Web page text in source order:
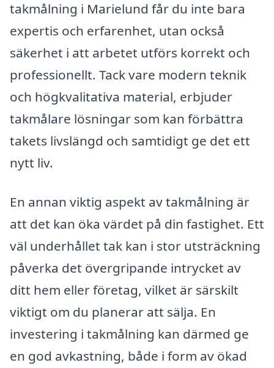
takmålning i Marielund får du inte bara
expertis och erfarenhet, utan också
säkerhet i att arbetet utförs korrekt och
professionellt. Tack vare modern teknik
och högkvalitativa material, erbjuder
takmålare lösningar som kan förbättra
takets livslängd och samtidigt ge det ett
nytt liv.
En annan viktig aspekt av takmålning är
att det kan öka värdet på din fastighet. Ett
väl underhållet tak kan i stor utsträckning
påverka det övergripande intrycket av
ditt hem eller företag, vilket är särskilt
viktigt om du planerar att sälja. En
investering i takmålning kan därmed ge
en god avkastning, både i form av ökad